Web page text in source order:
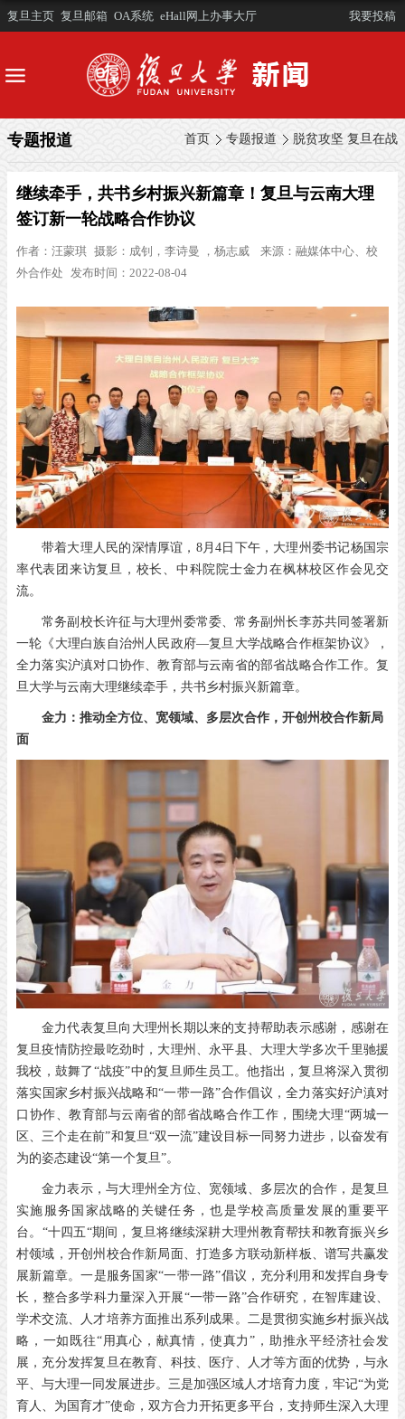
复旦主页 复旦邮箱 OA系统 eHall网上办事大厅 我要投稿
首页 专题报道 脱贫攻坚 复旦在战
专题报道
继续牵手，共书乡村振兴新篇章！复旦与云南大理
签订新一轮战略合作协议
作者： 汪蒙琪 摄影： 成钊，李诗曼 ，杨志威 来源： 融媒体中心、校
外合作处 发布时间：2022-08-04
带着大理人民的深情厚谊，8月4日下午，大理州委书记杨国宗
率代表团来访复旦，校长、中科院院士金力在枫林校区作会见交
流。
常务副校长许征与大理州委常委、常务副州长李苏共同签署新
一轮《大理白族自治州人民政府—复旦大学战略合作框架协议》，
全力落实沪滇对口协作、教育部与云南省的部省战略合作工作。复
旦大学与云南大理继续牵手，共书乡村振兴新篇章。
金力：推动全方位、宽领域、多层次合作，开创州校合作新局
面
金力代表复旦向大理州长期以来的支持帮助表示感谢，感谢在
复旦疫情防控最吃劲时，大理州、永平县、大理大学多次千里驰援
我校，鼓舞了“战疫”中的复旦师生员工。他指出，复旦将深入贯彻
落实国家乡村振兴战略和“一带一路”合作倡议，全力落实好沪滇对
口协作、教育部与云南省的部省战略合作工作，围绕大理“两城一
区、三个走在前”和复旦“双一流”建设目标一同努力进步，以奋发有
为的姿态建设“第一个复旦”。
金力表示，与大理州全方位、宽领域、多层次的合作，是复旦
实施服务国家战略的关键任务，也是学校高质量发展的重要平
台。“十四五“期间，复旦将继续深耕大理州教育帮扶和教育振兴乡
村领域，开创州校合作新局面、打造多方联动新样板、谱写共赢发
展新篇章。一是服务国家“一带一路”倡议，充分利用和发挥自身专
长，整合多学科力量深入开展“一带一路”合作研究，在智库建设、
学术交流、人才培养方面推出系列成果。二是贯彻实施乡村振兴战
略，一如既往“用真心，献真情，使真力”，助推永平经济社会发
展，充分发挥复旦在教育、科技、医疗、人才等方面的优势，与永
平、与大理一同发展进步。三是加强区域人才培育力度，牢记“为党
育人、为国育才”使命，双方合力开拓更多平台，支持师生深入大理